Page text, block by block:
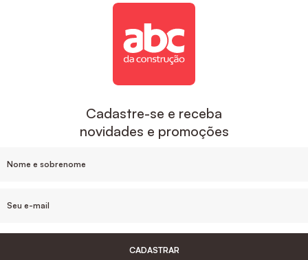
Cadastre-se e receba
novidades e promoções
CADASTRAR